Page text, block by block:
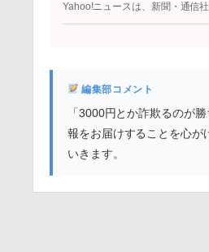
Yahoo!ニュースは、新聞・通信
編集部コメント
「3000円とか詐欺るのが
報をお届けすることを心が
いきます。